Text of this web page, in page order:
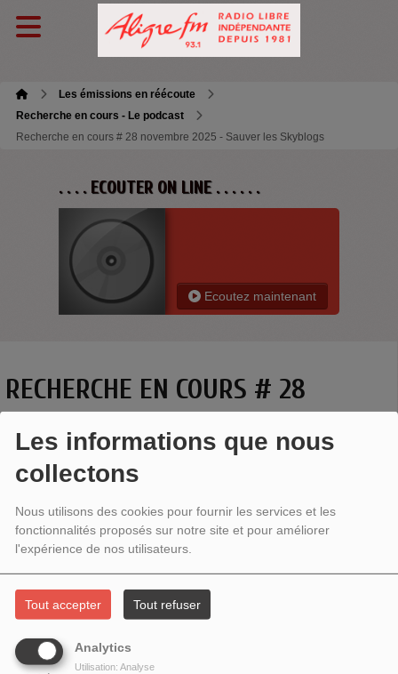
Les informations que nous
collectons
Nous utilisons des cookies pour fournir les services et les
fonctionnalités proposés sur notre site et pour améliorer
l'expérience de nos utilisateurs.
Tout accepter Tout refuser
Analytics
Utilisation: Analyse
Les émissions en réécoute
Recherche en cours - Le podcast
Recherche en cours # 28 novembre 2025 - Sauver les Skyblogs
. . . . ECOUTER ON LINE . . . . . .
Ecoutez maintenant
RECHERCHE EN COURS # 28
NOVEMBRE 2025 - SAUVER LES
SKYBLOGS